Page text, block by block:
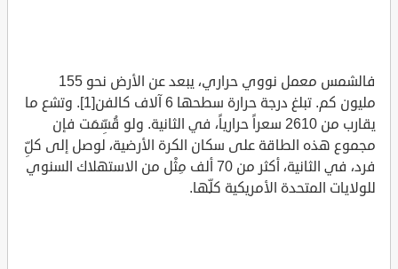
فالشمس معمل نووي حراري، يبعد عن الأرض نحو 155
مليون كم. تبلغ درجة حرارة سطحها 6 آلاف كالفن[1]. وتشع ما
يقارب من 2610 سعراً حرارياً، في الثانية. ولو قُسِّمَت فإن
مجموع هذه الطاقة على سكان الكرة الأرضية، لوصل إلى كلِّ
فرد، في الثانية، أكثر من 70 ألف مِثْل من الاستهلاك السنوي
للولايات المتحدة الأمريكية كلِّها.